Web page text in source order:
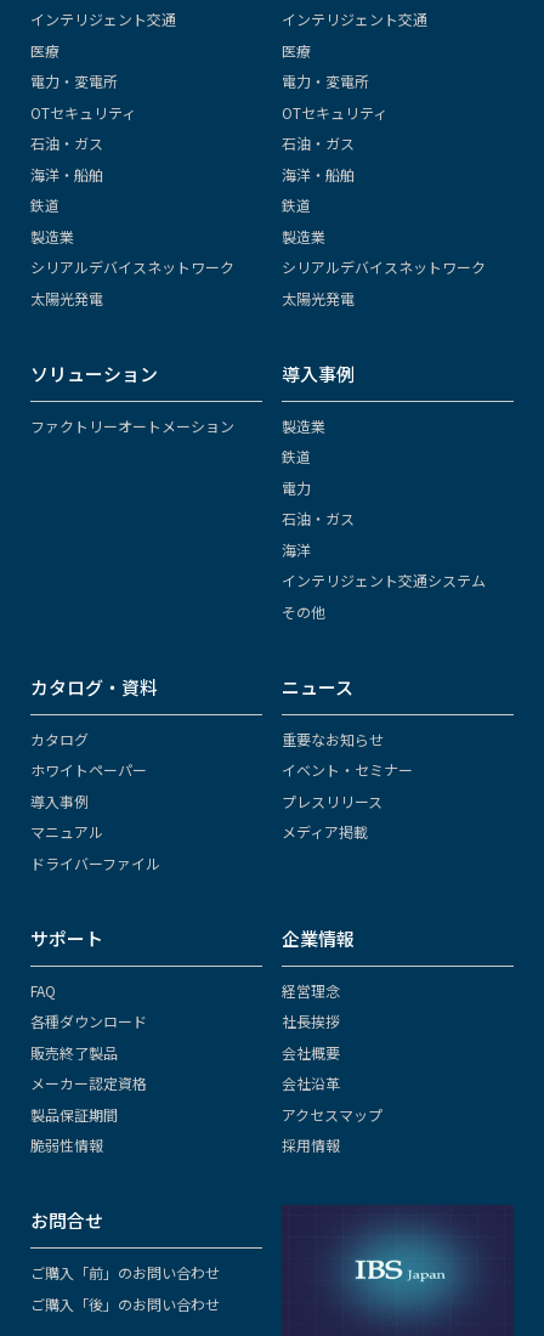
インテリジェント交通
医療
電力・変電所
OTセキュリティ
石油・ガス
海洋・船舶
鉄道
製造業
シリアルデバイスネットワーク
太陽光発電
インテリジェント交通
医療
電力・変電所
OTセキュリティ
石油・ガス
海洋・船舶
鉄道
製造業
シリアルデバイスネットワーク
太陽光発電
ソリューション
ファクトリーオートメーション
導入事例
製造業
鉄道
電力
石油・ガス
海洋
インテリジェント交通システム
その他
カタログ・資料
カタログ
ホワイトペーパー
導入事例
マニュアル
ドライバーファイル
ニュース
重要なお知らせ
イベント・セミナー
プレスリリース
メディア掲載
サポート
FAQ
各種ダウンロード
販売終了製品
メーカー認定資格
製品保証期間
脆弱性情報
企業情報
経営理念
社長挨拶
会社概要
会社沿革
アクセスマップ
採用情報
お問合せ
ご購入「前」のお問い合わせ
ご購入「後」のお問い合わせ